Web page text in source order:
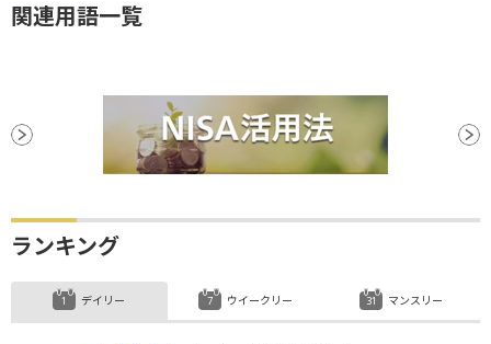
関連用語一覧
ランキング
デイリー ウイークリー マンスリー